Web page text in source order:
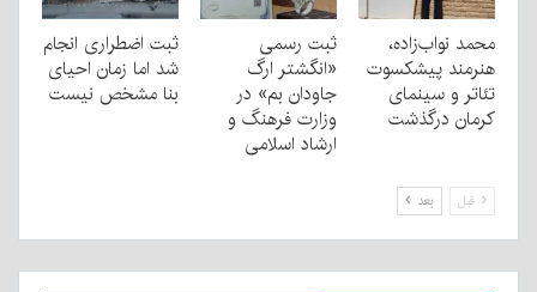
محمد نواب‌زاده،
هنرمند پیشکسوت
تئاتر و سینمای
کرمان درگذشت
ثبت رسمی
«انگشتر ارگ
جاودان بم» در
وزارت فرهنگ و
ارشاد اسلامی
ثبت اضطراری انجام
شد اما زمان احیای
بنا مشخص نیست
قبل بعد